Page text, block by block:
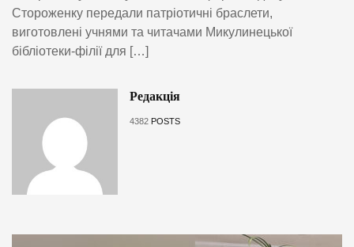
Стороженку передали патріотичні браслети,
виготовлені учнями та читачами Микулинецької
бібліотеки-філії для […]
Редакція
4382 POSTS